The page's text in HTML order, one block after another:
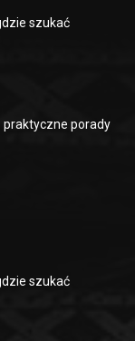
szukać
praktyczne porady
szukać